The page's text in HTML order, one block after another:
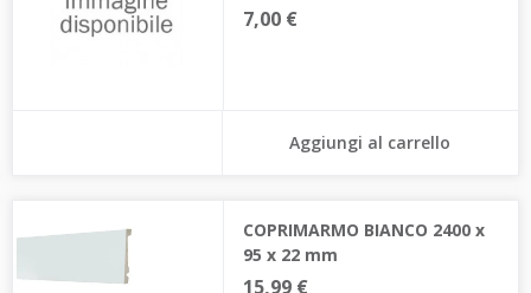
7,00 €
Aggiungi al carrello
COPRIMARMO BIANCO 2400 x
95 x 22 mm
15,99 €